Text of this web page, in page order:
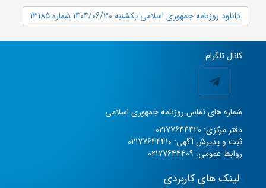
دانلود روزنامه جمهوری اسلامی یکشنبه 1404/06/30 شماره 13185
کانال تلگرام
شماره های تماس روزنامه جمهوری اسلامی
دفتر مرکزی: 02177644420
ثبت و پذیرش آگهی: 02177644410
روابط عمومی: 02177644409
لینک های کاربردی